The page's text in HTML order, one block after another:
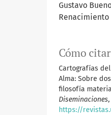
Gustavo
Renacimiento
Cómo citar
Cartografías
Alma: Sobre
filosofía
Diseminaciones,
https://